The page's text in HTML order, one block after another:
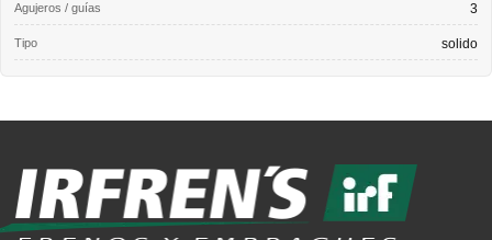
Agujeros / guías 3
Tipo solido